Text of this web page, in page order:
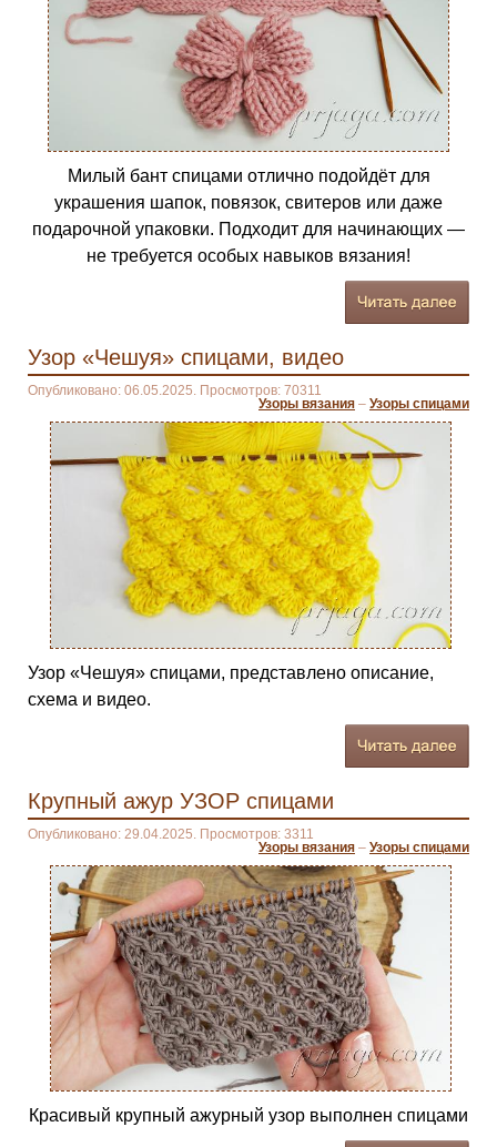
Милый бант спицами отлично подойдёт для
украшения шапок, повязок, свитеров или даже
подарочной упаковки. Подходит для начинающих —
не требуется особых навыков вязания!
Узор «Чешуя» спицами, видео
Опубликовано: 06.05.2025. Просмотров: 70311
Узоры вязания – Узоры спицами
Узор «Чешуя» спицами, представлено описание,
схема и видео.
Крупный ажур УЗОР спицами
Опубликовано: 29.04.2025. Просмотров: 3311
Узоры вязания – Узоры спицами
Красивый крупный ажурный узор выполнен спицами